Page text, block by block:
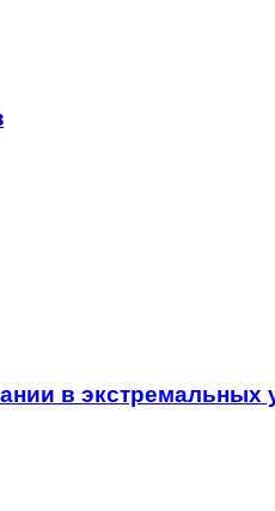
в экстремальных